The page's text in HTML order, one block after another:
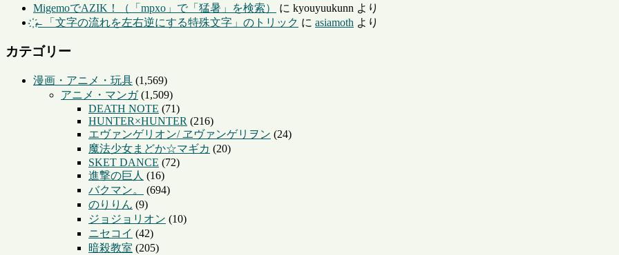
MigemoでAZIK！（「mpxo」で「猛暑」を検索）
に kyouyuukunn より
҉←「文字の流れを左右逆にする特殊文字」のトリック に asiamoth より
カテゴリー
漫画・アニメ・玩具 (1,569)
アニメ・マンガ(1,509)
DEATH NOTE (71)
HUNTER×HUNTER (216)
エヴァンゲリオン/ ヱヴァンゲリヲン (24)
魔法少女まどか☆マギカ (20)
SKET DANCE (72)
進撃の巨人 (16)
バクマン。
(694)
のりりん (9)
ジョジョリオン (10)
ニセコイ (42)
暗殺教室 (205)